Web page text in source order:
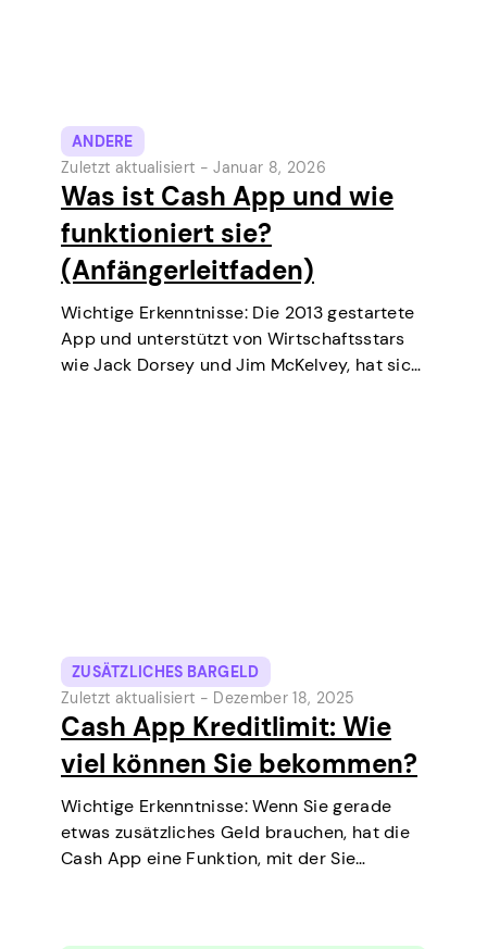
ANDERE
Zuletzt aktualisiert -Januar 8, 2026
Was ist Cash App und wie
funktioniert sie?
(Anfängerleitfaden)
Wichtige Erkenntnisse: Die 2013 gestartete
App und unterstützt von Wirtschaftsstars
wie Jack Dorsey und Jim McKelvey, hat sich
ZUSÄTZLICHES BARGELD
Zuletzt aktualisiert - Dezember 18, 2025
Cash App Kreditlimit: Wie
viel können Sie bekommen?
Wichtige Erkenntnisse: Wenn Sie gerade
etwas zusätzliches Geld brauchen, hat die
Cash App eine Funktion, mit der Sie